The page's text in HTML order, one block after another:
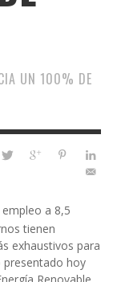
UN 100% DE
a 8,5
tienen
exhaustivos para
hoy